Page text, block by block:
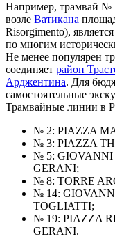
Например, трамвай №
возле Ватикана
Risorgimento),
по многим
Не менее популярен
соединяет район
Арджентина. Для
самостоятельные
Трамвайные линии в
№ 2: PIAZZA
№ 3: PIAZZA
№ 5:
GERANI;
№ 8: TORRE
№ 14:
TOGLIATTI;
№ 19: PIAZZA
GERANI.